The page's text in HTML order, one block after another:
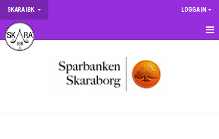
SKARA IBK LOGGA IN
HEM